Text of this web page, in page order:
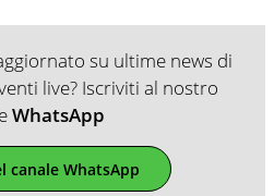
su ultime news di
live? Iscriviti al nostro
WhatsApp
canale WhatsApp